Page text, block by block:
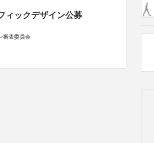
ィックデザイン公募
審査委員会